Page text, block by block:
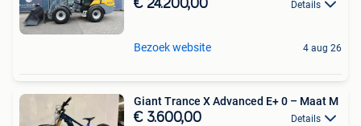
€ 24.200,00 Details
Bezoek website 4 aug 26
Giant Trance X Advanced E+ 0 – Maat M
€ 3.600,00 Details